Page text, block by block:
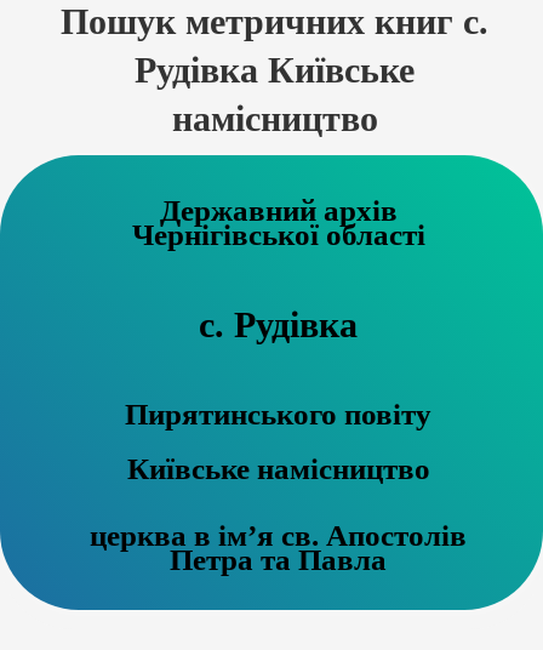
Пошук метричних книг с.
Рудівка Київське
намісництво
Державний архів
Чернігівської області
с. Рудівка
Пирятинського повіту
Київське намісництво
церква в ім’я св. Апостолів
Петра та Павла